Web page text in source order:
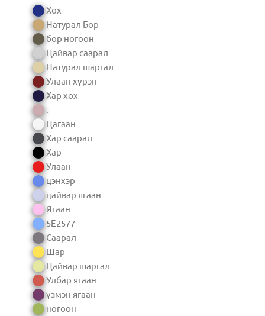
Хөх
Натурал Бор
бор ногоон
Цайвар саарал
Натурал шаргал
Улаан хүрэн
Хар хөх
.
Цагаан
Хар саарал
Хар
Улаан
цэнхэр
цайвар ягаан
Ягаан
5E2577
Саарал
Шар
Цайвар шаргал
Улбар ягаан
үзмэн ягаан
ногоон